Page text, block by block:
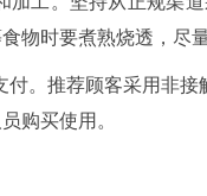
物时要煮熟烧透，尽
付。推荐顾客采用非
购买使用。